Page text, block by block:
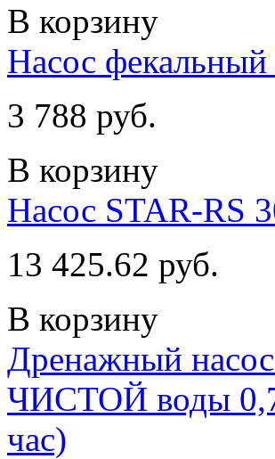
В корзину
Насос
3 788 руб.
В корзину
Насос STAR-RS
13 425.62 руб.
В корзину
Дренажный
ЧИСТОЙ воды
час)